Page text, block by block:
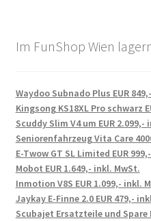
Im FunShop Wien
Waydoo Subnado Plus EUR
Kingsong KS18XL Pro schwarz
Scuddy Slim V4 um EUR 2.099,-
Seniorenfahrzeug Vita Care
E-Twow GT SL Limited EUR
Mobot EUR 1.649,- inkl. MwSt.
Inmotion V8S EUR 1.099,- inkl.
Jaykay E-Finne 2.0 EUR 479,-
Scubajet Ersatzteile und Spare